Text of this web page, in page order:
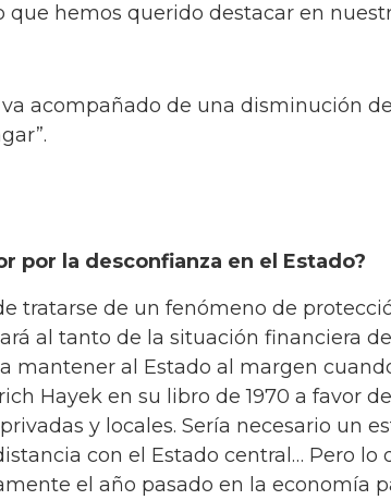
que hemos querido destacar en
acompañado de una disminución
por la desconfianza en el Estado?
tratarse de un fenómeno de
al tanto de la situación financiera
mantener al Estado al margen
Hayek en su libro de 1970 a favor
y locales. Sería necesario un
con el Estado central… Pero lo
el año pasado en la economía